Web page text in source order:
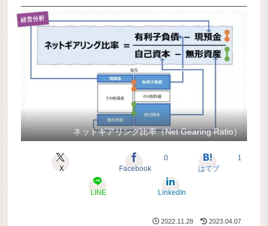
経営分析
ネットギアリング比率（Net Gearing Ratio）
X Facebook
0
はてブ
1
LINE LinkedIn
2022.11.28 2023.04.07